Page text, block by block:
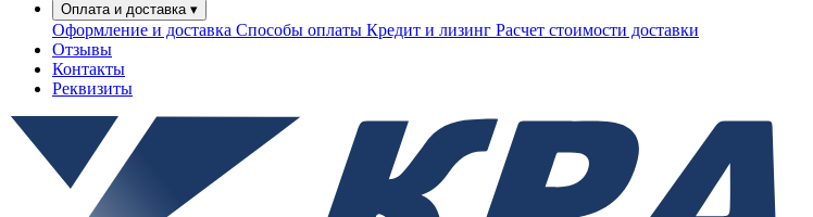
Оплата и доставка ▾
Оформление и доставка Способы оплаты Кредит и лизинг Расчет стоимости доставки
Отзывы
Контакты
Реквизиты